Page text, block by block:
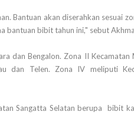
Bantuan akan diserahkan sesuai
bantuan bibit tahun ini," sebut
dan Bengalon. Zona II
dan Telen. Zona IV meliputi
Sangatta Selatan berupa bibit